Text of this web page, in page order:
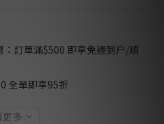
訂單滿$500 即享免運到户/順
全單即享95折
更多